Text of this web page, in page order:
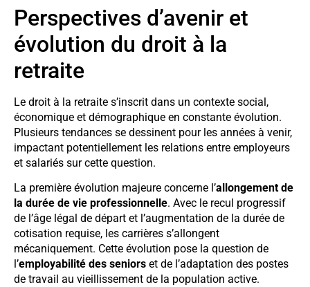
Perspectives d’avenir et
évolution du droit à la
retraite
Le droit à la retraite s’inscrit dans un contexte social,
économique et démographique en constante évolution.
Plusieurs tendances se dessinent pour les années à venir,
impactant potentiellement les relations entre employeurs
et salariés sur cette question.
La première évolution majeure concerne l’allongement de
la durée de vie professionnelle. Avec le recul progressif
de l’âge légal de départ et l’augmentation de la durée de
cotisation requise, les carrières s’allongent
mécaniquement. Cette évolution pose la question de
l’employabilité des seniors et de l’adaptation des postes
de travail au vieillissement de la population active.